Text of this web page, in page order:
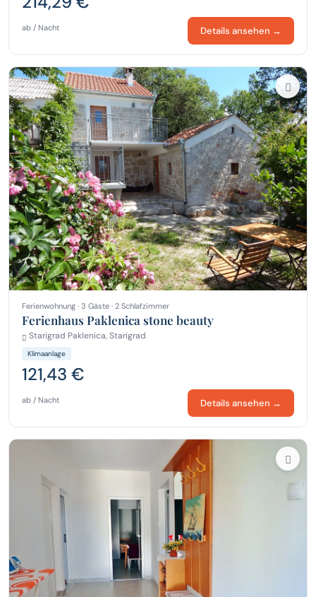
ab / Nacht Details ansehen →
Ferienwohnung · 3 Gäste · 2 Schlafzimmer
Ferienhaus Paklenica stone beauty
Starigrad Paklenica, Starigrad
Klimaanlage
121,43 €
ab / Nacht Details ansehen →